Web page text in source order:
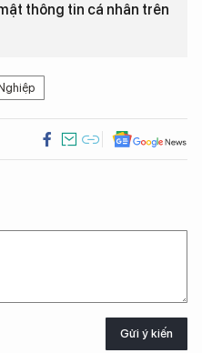
thông tin cá nhân trên
Gửi ý kiến